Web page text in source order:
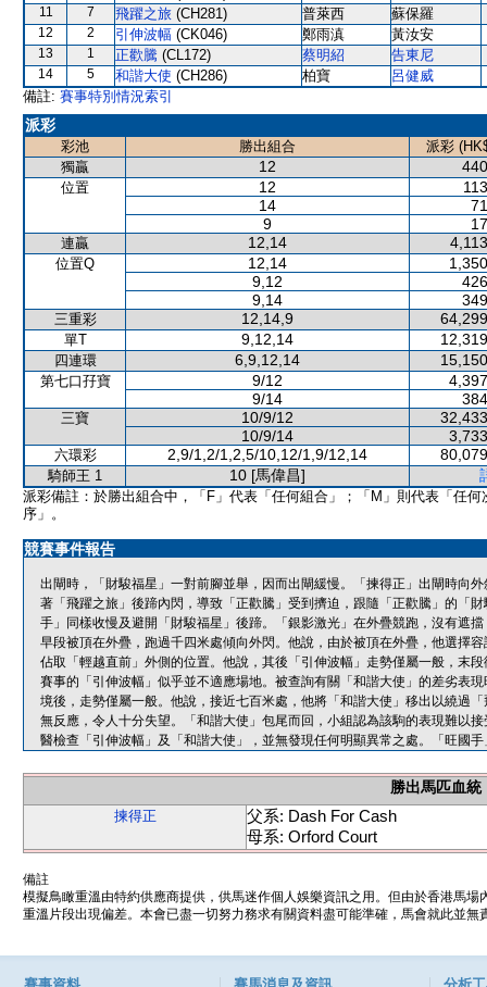
11 7 飛躍之旅 (CH281) 普萊西 蘇保羅
12 2 引伸波幅 (CK046) 鄭雨滇 黃汝安
13 1 正歡騰 (CL172) 蔡明紹 告東尼
14 5 和諧大使 (CH286) 柏寶
呂健威
備註: 賽事特別情況索引
派彩
彩池 勝出組合
派彩
獨贏
12
位置 12
14
9
連贏 12,14
位置Q 12,14
9,12
9,14
三重彩 12,14,9
單T 9,12,14
四連環 6,9,12,14
第七口孖寶 9/12
9/14
三寶 10/9/12
10/9/14
六環彩 2,9/1,2/1,2,5/10,12/1,9/12,14
騎師王 1 10 [馬偉昌]
派彩備註：於勝出組合中，「F」代表「任何組合」；「M」則代表「任何
序」。
競賽事件報告
出閘時，「財駿福星」一對前腳並舉，因而出閘緩慢。「揀得正」出閘時向
著「飛躍之旅」後蹄內閃，導致「正歡騰」受到擠迫，跟隨「正歡騰」的「
手」同樣收慢及避開「財駿福星」後蹄。「銀影激光」在外疊競跑，沒有遮
早段被頂在外疊，跑過千四米處傾向外閃。他說，由於被頂在外疊，他選擇
佔取「輕越直前」外側的位置。他說，其後「引伸波幅」走勢僅屬一般，末
賽事的「引伸波幅」似乎並不適應場地。被查詢有關「和諧大使」的差劣表
境後，走勢僅屬一般。他說，接近七百米處，他將「和諧大使」移出以繞過
無反應，令人十分失望。「和諧大使」包尾而回，小組認為該駒的表現難以
醫檢查「引伸波幅」及「和諧大使」，並無發現任何明顯異常之處。「旺國
勝出馬匹血統
揀得正
父系: Dash For Cash
母系: Orford Court
備註
模擬鳥瞰重溫由特約供應商提供，供馬迷作個人娛樂資訊之用。但由於香港馬
重溫片段出現偏差。本會已盡一切努力務求有關資料盡可能準確，馬會就此並